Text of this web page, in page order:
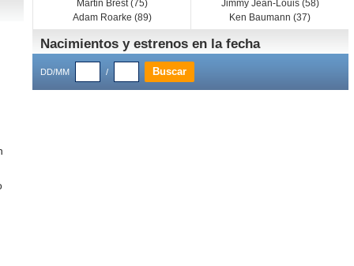
Martin Brest (75)
Adam Roarke (89)
Jimmy Jean-Louis (58)
Ken Baumann (37)
Nacimientos y estrenos en la fecha
DD/MM /